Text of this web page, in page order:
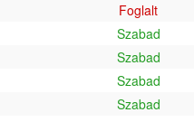
Foglalt
Szabad
Szabad
Szabad
Szabad